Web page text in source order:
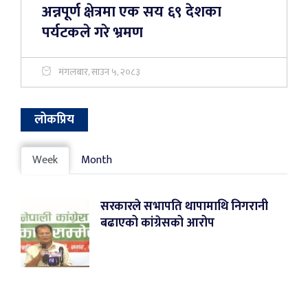
अन्नपूर्ण क्षेत्रमा एक सय ६९ देशका
पर्यटकले गरे भ्रमण
मंगलबार, साउन ५, २०८३
लोकप्रिय
Week Month
सरकारले सभापति थापामाथि निगरानी
बढाएको कांग्रेसको आरोप